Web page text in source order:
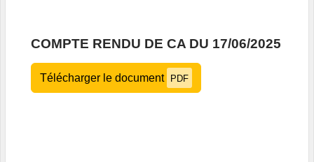
COMPTE RENDU DE CA DU 17/06/2025
Télécharger le document PDF